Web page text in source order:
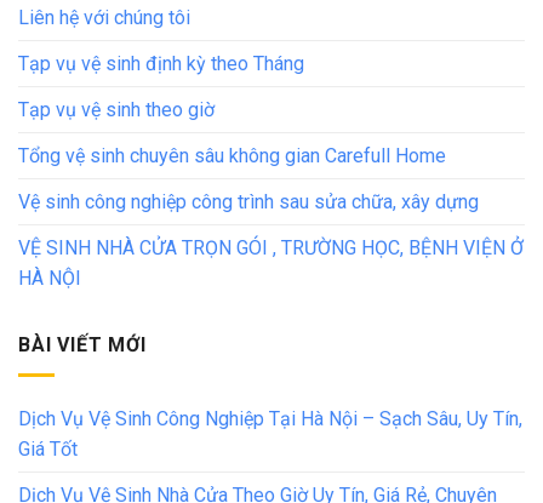
Liên hệ với chúng tôi
Tạp vụ vệ sinh định kỳ theo Tháng
Tạp vụ vệ sinh theo giờ
Tổng vệ sinh chuyên sâu không gian Carefull Home
Vệ sinh công nghiệp công trình sau sửa chữa, xây dựng
VỆ SINH NHÀ CỬA TRỌN GÓI , TRƯỜNG HỌC, BỆNH VIỆN Ở
HÀ NỘI
BÀI VIẾT MỚI
Dịch Vụ Vệ Sinh Công Nghiệp Tại Hà Nội – Sạch Sâu, Uy Tín,
Giá Tốt
Dịch Vụ Vệ Sinh Nhà Cửa Theo Giờ Uy Tín, Giá Rẻ, Chuyên